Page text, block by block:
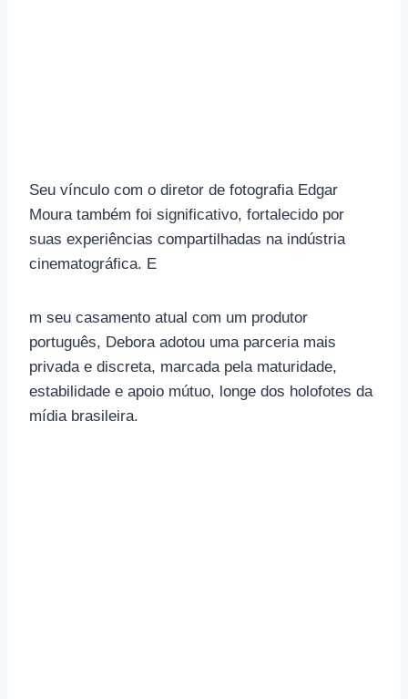
Seu vínculo com o diretor de fotografia Edgar
Moura também foi significativo, fortalecido por
suas experiências compartilhadas na indústria
cinematográfica. E
m seu casamento atual com um produtor
português, Debora adotou uma parceria mais
privada e discreta, marcada pela maturidade,
estabilidade e apoio mútuo, longe dos holofotes da
mídia brasileira.